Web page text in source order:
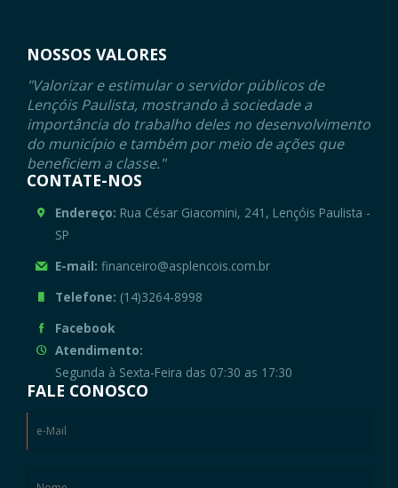
NOSSOS VALORES
"Valorizar e estimular o servidor públicos de
Lençóis Paulista, mostrando à sociedade a
importância do trabalho deles no desenvolvimento
do município e também por meio de ações que
beneficiem a classe."
CONTATE-NOS
Endereço: Rua César Giacomini, 241, Lençóis Paulista -
SP
E-mail: financeiro@asplencois.com.br
Telefone: (14)3264-8998
Facebook
Atendimento:
Segunda à Sexta-Feira das 07:30 as 17:30
FALE CONOSCO